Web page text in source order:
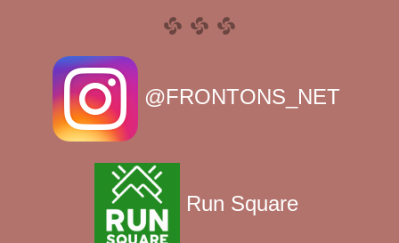
@FRONTONS_NET
Run Square